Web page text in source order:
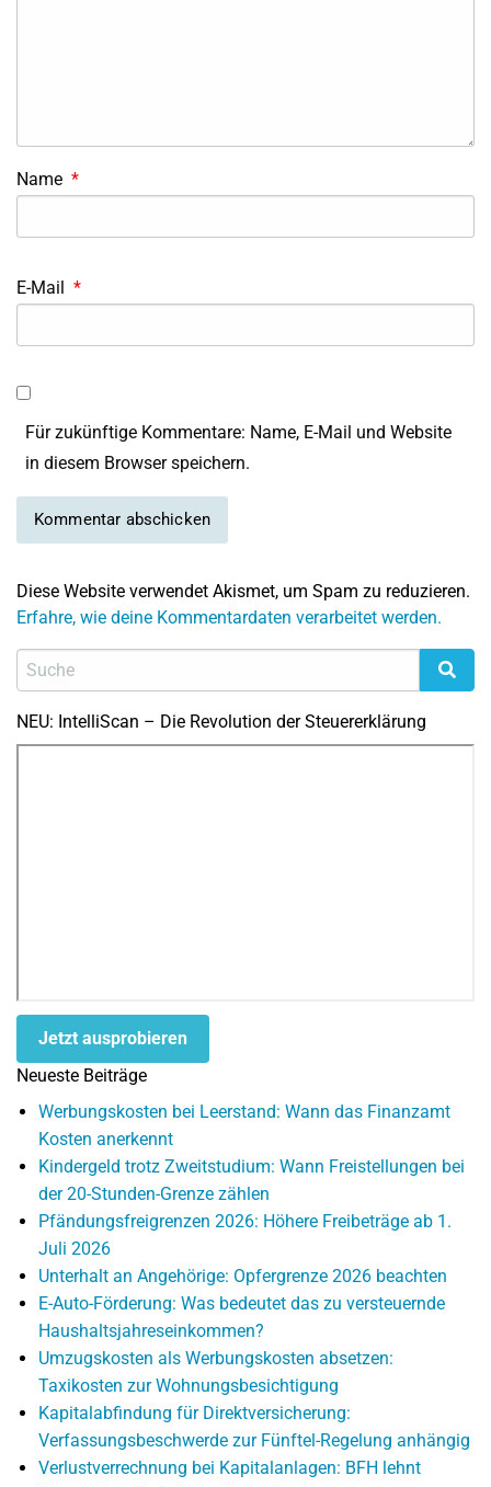
Name *
E-Mail *
Für zukünftige Kommentare: Name, E-Mail und Website
in diesem Browser speichern.
Diese Website verwendet Akismet, um Spam zu reduzieren.
Erfahre, wie deine Kommentardaten verarbeitet werden.
NEU: IntelliScan – Die Revolution der Steuererklärung
Jetzt ausprobieren
Neueste Beiträge
Werbungskosten bei Leerstand: Wann das Finanzamt
Kosten anerkennt
Kindergeld trotz Zweitstudium: Wann Freistellungen bei
der 20-Stunden-Grenze zählen
Pfändungsfreigrenzen 2026: Höhere Freibeträge ab 1.
Juli 2026
Unterhalt an Angehörige: Opfergrenze 2026 beachten
E-Auto-Förderung: Was bedeutet das zu versteuernde
Haushaltsjahreseinkommen?
Umzugskosten als Werbungskosten absetzen:
Taxikosten zur Wohnungsbesichtigung
Kapitalabfindung für Direktversicherung:
Verfassungsbeschwerde zur Fünftel-Regelung anhängig
Verlustverrechnung bei Kapitalanlagen: BFH lehnt